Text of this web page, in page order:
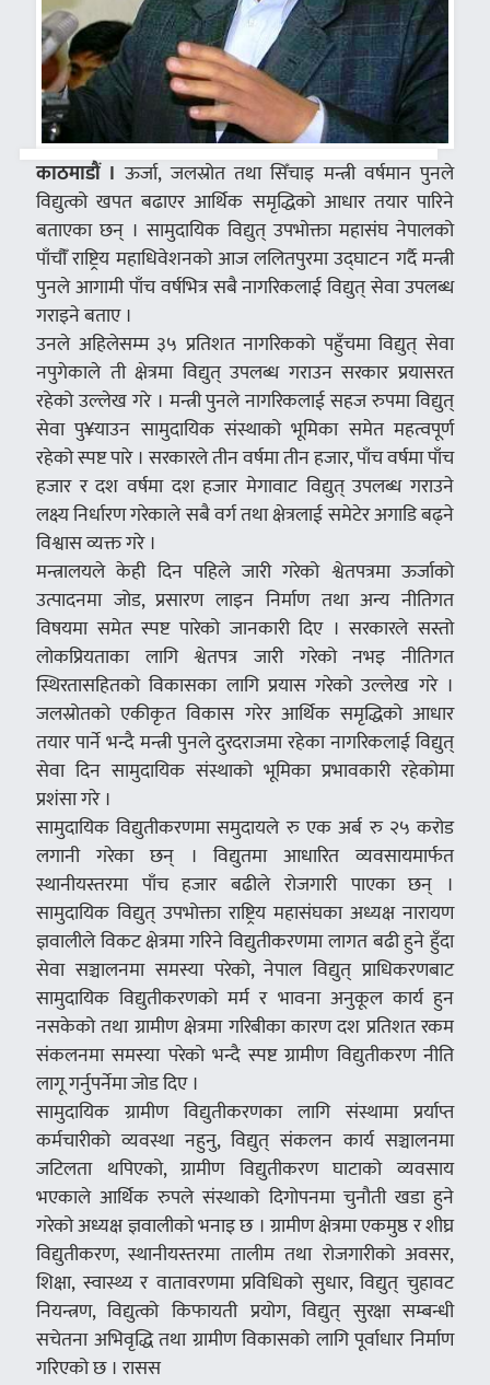
काठमाडौं । ऊर्जा, जलस्रोत तथा सिँचाइ मन्त्री वर्षमान पुनले
विद्युत्को खपत बढाएर आर्थिक समृद्धिको आधार तयार पारिने
बताएका छन् । सामुदायिक विद्युत् उपभोक्ता महासंघ नेपालको
पाँचौँं राष्ट्रिय महाधिवेशनको आज ललितपुरमा उद्घाटन गर्दै मन्त्री
पुनले आगामी पाँच वर्षभित्र सबै नागरिकलाई विद्युत् सेवा उपलब्ध
गराइने बताए ।
उनले अहिलेसम्म ३५ प्रतिशत नागरिकको पहुँचमा विद्युत् सेवा
नपुगेकाले ती क्षेत्रमा विद्युत् उपलब्ध गराउन सरकार प्रयासरत
रहेको उल्लेख गरे । मन्त्री पुनले नागरिकलाई सहज रुपमा विद्युत्
सेवा पु¥याउन सामुदायिक संस्थाको भूमिका समेत महत्वपूर्ण
रहेको स्पष्ट पारे । सरकारले तीन वर्षमा तीन हजार, पाँच वर्षमा पाँच
हजार र दश वर्षमा दश हजार मेगावाट विद्युत् उपलब्ध गराउने
लक्ष्य निर्धारण गरेकाले सबै वर्ग तथा क्षेत्रलाई समेटेर अगाडि बढ्ने
विश्वास व्यक्त गरे ।
मन्त्रालयले केही दिन पहिले जारी गरेको श्वेतपत्रमा ऊर्जाको
उत्पादनमा जोड, प्रसारण लाइन निर्माण तथा अन्य नीतिगत
विषयमा समेत स्पष्ट पारेको जानकारी दिए । सरकारले सस्तो
लोकप्रियताका लागि श्वेतपत्र जारी गरेको नभइ नीतिगत
स्थिरतासहितको विकासका लागि प्रयास गरेको उल्लेख गरे ।
जलस्रोतको एकीकृत विकास गरेर आर्थिक समृद्धिको आधार
तयार पार्ने भन्दै मन्त्री पुनले दुरदराजमा रहेका नागरिकलाई विद्युत्
सेवा दिन सामुदायिक संस्थाको भूमिका प्रभावकारी रहेकोमा
प्रशंसा गरे ।
सामुदायिक विद्युतीकरणमा समुदायले रु एक अर्ब रु २५ करोड
लगानी गरेका छन् । विद्युतमा आधारित व्यवसायमार्फत
स्थानीयस्तरमा पाँच हजार बढीले रोजगारी पाएका छन् ।
सामुदायिक विद्युत् उपभोक्ता राष्ट्रिय महासंघका अध्यक्ष नारायण
ज्ञवालीले विकट क्षेत्रमा गरिने विद्युतीकरणमा लागत बढी हुने हुँदा
सेवा सञ्चालनमा समस्या परेको, नेपाल विद्युत् प्राधिकरणबाट
सामुदायिक विद्युतीकरणको मर्म र भावना अनुकूल कार्य हुन
नसकेको तथा ग्रामीण क्षेत्रमा गरिबीका कारण दश प्रतिशत रकम
संकलनमा समस्या परेको भन्दै स्पष्ट ग्रामीण विद्युतीकरण नीति
लागू गर्नुपर्नेमा जोड दिए ।
सामुदायिक ग्रामीण विद्युतीकरणका लागि संस्थामा प्रर्याप्त
कर्मचारीको व्यवस्था नहुनु, विद्युत् संकलन कार्य सञ्चालनमा
जटिलता थपिएको, ग्रामीण विद्युतीकरण घाटाको व्यवसाय
भएकाले आर्थिक रुपले संस्थाको दिगोपनमा चुनौती खडा हुने
गरेको अध्यक्ष ज्ञवालीको भनाइ छ । ग्रामीण क्षेत्रमा एकमुष्ठ र शीघ्र
विद्युतीकरण, स्थानीयस्तरमा तालीम तथा रोजगारीको अवसर,
शिक्षा, स्वास्थ्य र वातावरणमा प्रविधिको सुधार, विद्युत् चुहावट
नियन्त्रण, विद्युत्को किफायती प्रयोग, विद्युत् सुरक्षा सम्बन्धी
सचेतना अभिवृद्धि तथा ग्रामीण विकासको लागि पूर्वाधार निर्माण
गरिएको छ । रासस